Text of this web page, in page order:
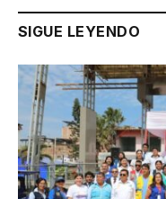
SIGUE LEYENDO